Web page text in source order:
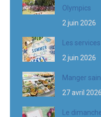
Olympics
2 juin 2026
Les
2 juin 2026
Manger
27 avril 2026
Le